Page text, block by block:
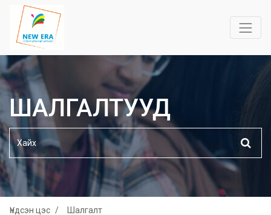
ШАЛГАЛТУУД
Үндсэн цэс
Шалгалт